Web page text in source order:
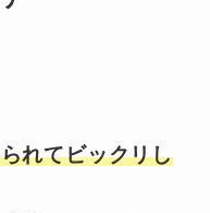
れてビックリし